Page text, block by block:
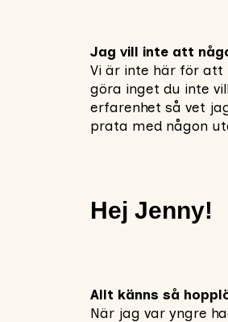
Jag vill inte att
Vi är inte här för att
göra inget du inte
erfarenhet så vet
prata med någon
Hej Jenny!
Allt känns så
När jag var yngre